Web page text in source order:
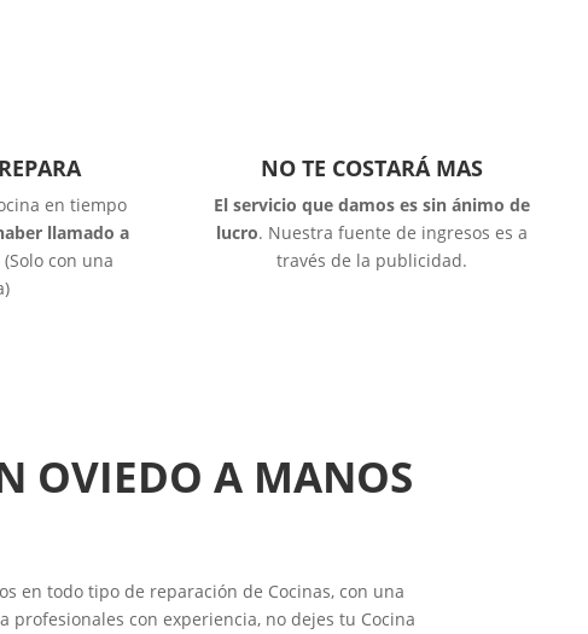
en tiempo
llamado a
(Solo con una
NO TE COSTARÁ MAS
El servicio que damos es sin ánimo de
lucro. Nuestra fuente de ingresos es a
través de la publicidad.
OVIEDO A MANOS
en todo tipo de reparación de Cocinas, con una
con experiencia, no dejes tu Cocina